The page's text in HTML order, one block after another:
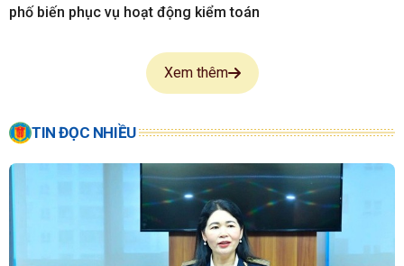
phố biến phục vụ hoạt động kiểm toán
Xem thêm
TIN ĐỌC NHIỀU